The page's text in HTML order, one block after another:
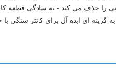
حذف می کند - به سادگی قطعه کار را